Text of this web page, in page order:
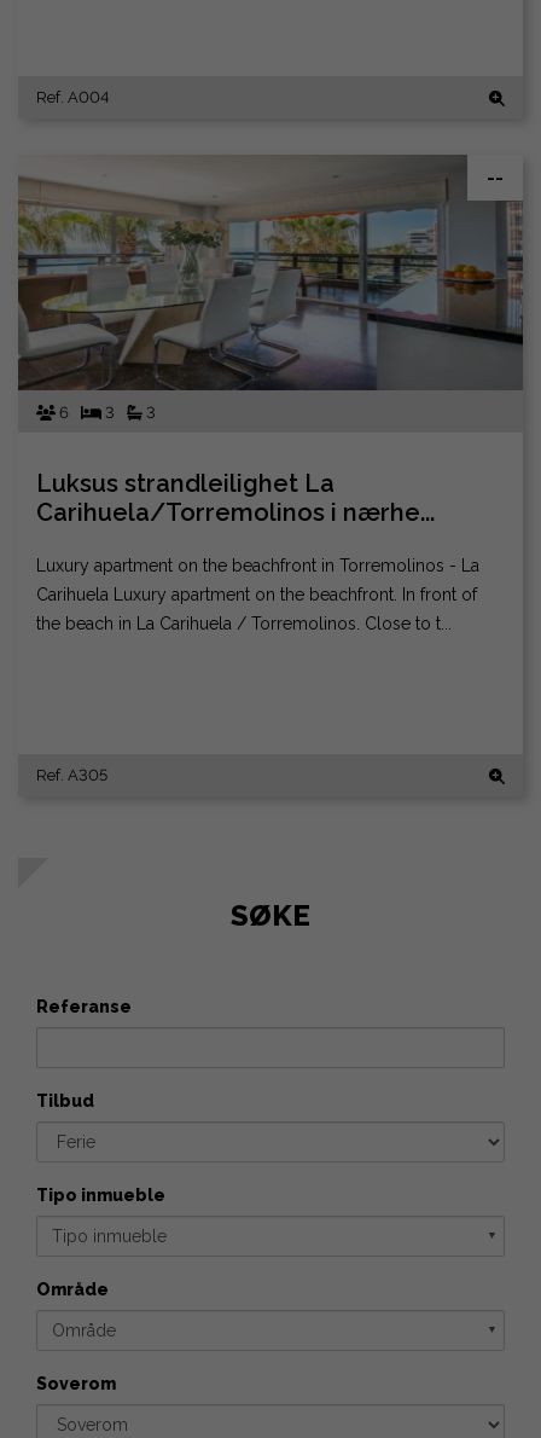
Ref. A004
--
6 3 3
Luksus strandleilighet La
Carihuela/Torremolinos i nærhe...
Luxury apartment on the beachfront in Torremolinos - La
Carihuela Luxury apartment on the beachfront. In front of
the beach in La Carihuela / Torremolinos. Close to t...
Ref. A305
SØKE
Referanse
Tilbud
Tipo inmueble
Tipo inmueble ▼
Område
Område ▼
Soverom